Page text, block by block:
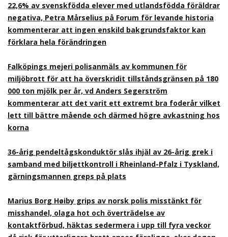
22,6% av svenskfödda elever med utlandsfödda föräldrar
negativa, Petra Mårselius på Forum för levande historia
kommenterar att ingen enskild bakgrundsfaktor kan
förklara hela förändringen
Falköpings mejeri polisanmäls av kommunen för
miljöbrott för att ha överskridit tillståndsgränsen på 180
000 ton mjölk per år, vd Anders Segerström
kommenterar att det varit ett extremt bra foderår vilket
lett till bättre mående och därmed högre avkastning hos
korna
36-årig pendeltågskonduktör slås ihjäl av 26-årig grek i
samband med biljettkontroll i Rheinland-Pfalz i Tyskland,
gärningsmannen greps på plats
Marius Borg Høiby grips av norsk polis misstänkt för
misshandel, olaga hot och överträdelse av
kontaktförbud, häktas sedermera i upp till fyra veckor